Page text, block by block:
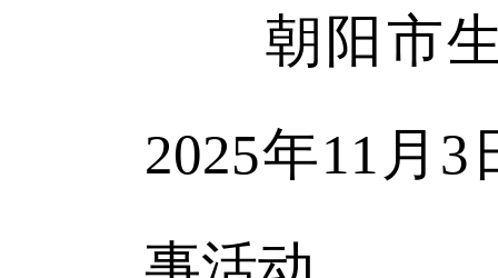
朝阳市生
2025年11月